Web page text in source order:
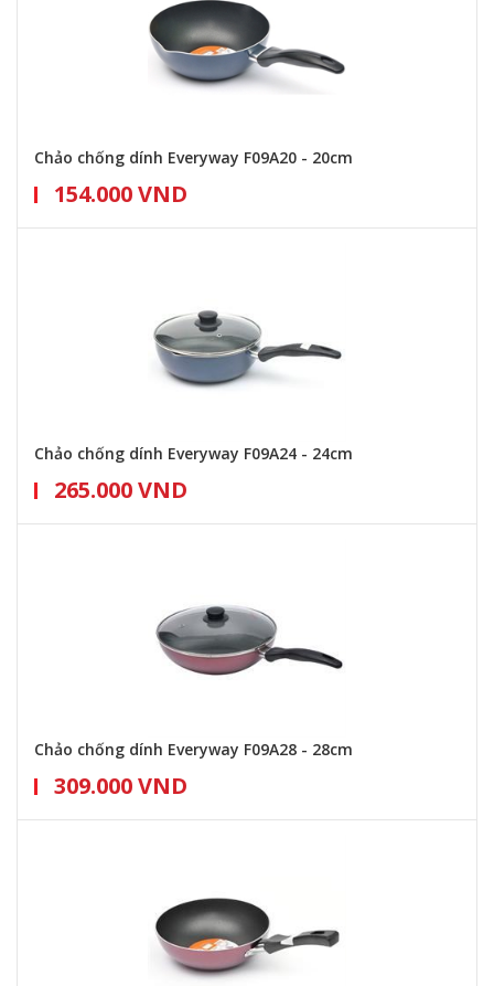
Chảo chống dính Everyway F09A20 - 20cm
154.000 VND
Chảo chống dính Everyway F09A24 - 24cm
265.000 VND
Chảo chống dính Everyway F09A28 - 28cm
309.000 VND